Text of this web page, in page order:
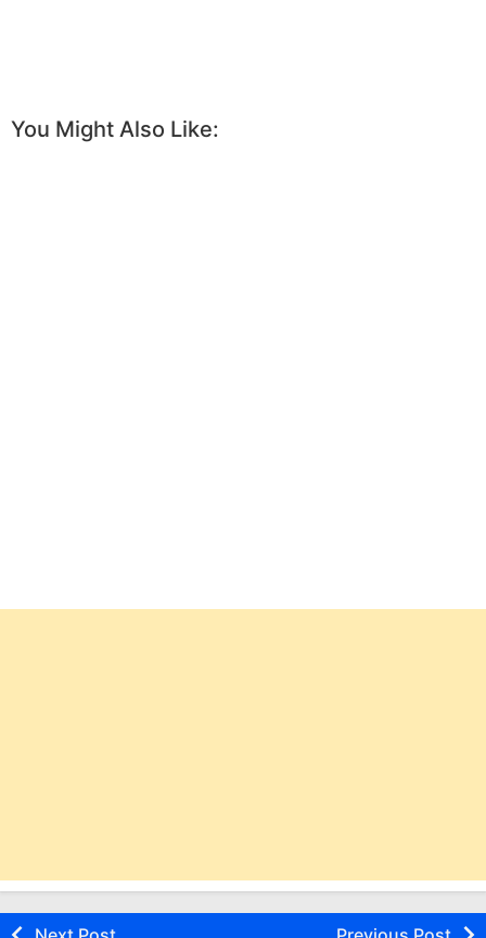
You Might Also Like: